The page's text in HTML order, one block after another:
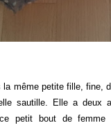
même petite fille, fine,
sautille. Elle a deux
ce petit bout de